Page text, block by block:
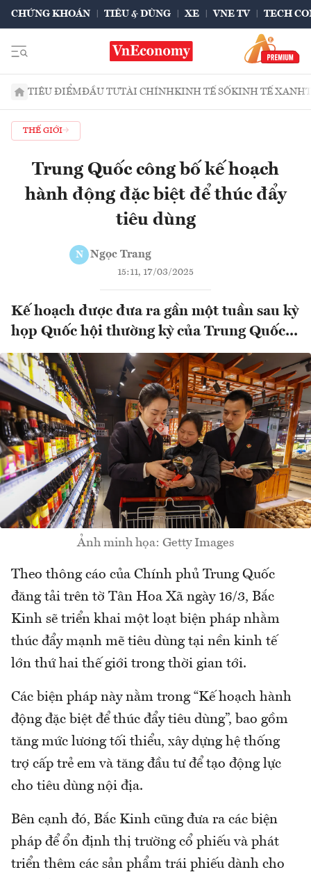
CHỨNG KHOÁN TIÊU & DÙNG XE VNE TV TECH
TIÊU ĐIỂMĐẦU TƯTÀI CHÍNHKINH TẾ SỐKINH TẾ XANH
THẾ GIỚI
Trung Quốc công bố kế hoạch
hành động đặc biệt để thúc đẩy
tiêu dùng
N Ngọc Trang
15:11, 17/03/2025
Kế hoạch được đưa ra gần một tuần sau kỳ
họp Quốc hội thường kỳ của Trung Quốc...
Ảnh minh họa: Getty Images
Theo thông cáo của Chính phủ Trung Quốc
đăng tải trên tờ Tân Hoa Xã ngày 16/3, Bắc
Kinh sẽ triển khai một loạt biện pháp nhằm
thúc đẩy mạnh mẽ tiêu dùng tại nền kinh tế
lớn thứ hai thế giới trong thời gian tới.
Các biện pháp này nằm trong “Kế hoạch hành
động đặc biệt để thúc đẩy tiêu dùng”, bao gồm
tăng mức lương tối thiểu, xây dựng hệ thống
trợ cấp trẻ em và tăng đầu tư để tạo động lực
cho tiêu dùng nội địa.
Bên cạnh đó, Bắc Kinh cũng đưa ra các biện
pháp để ổn định thị trường cổ phiếu và phát
triển thêm các sản phẩm trái phiếu dành cho